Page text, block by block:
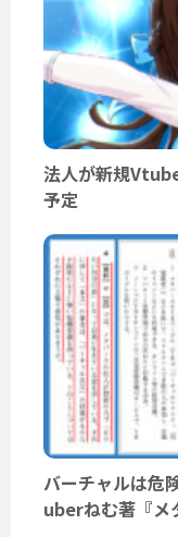
法人が新規
予定
バーチャルは危
uberねむ著『メ